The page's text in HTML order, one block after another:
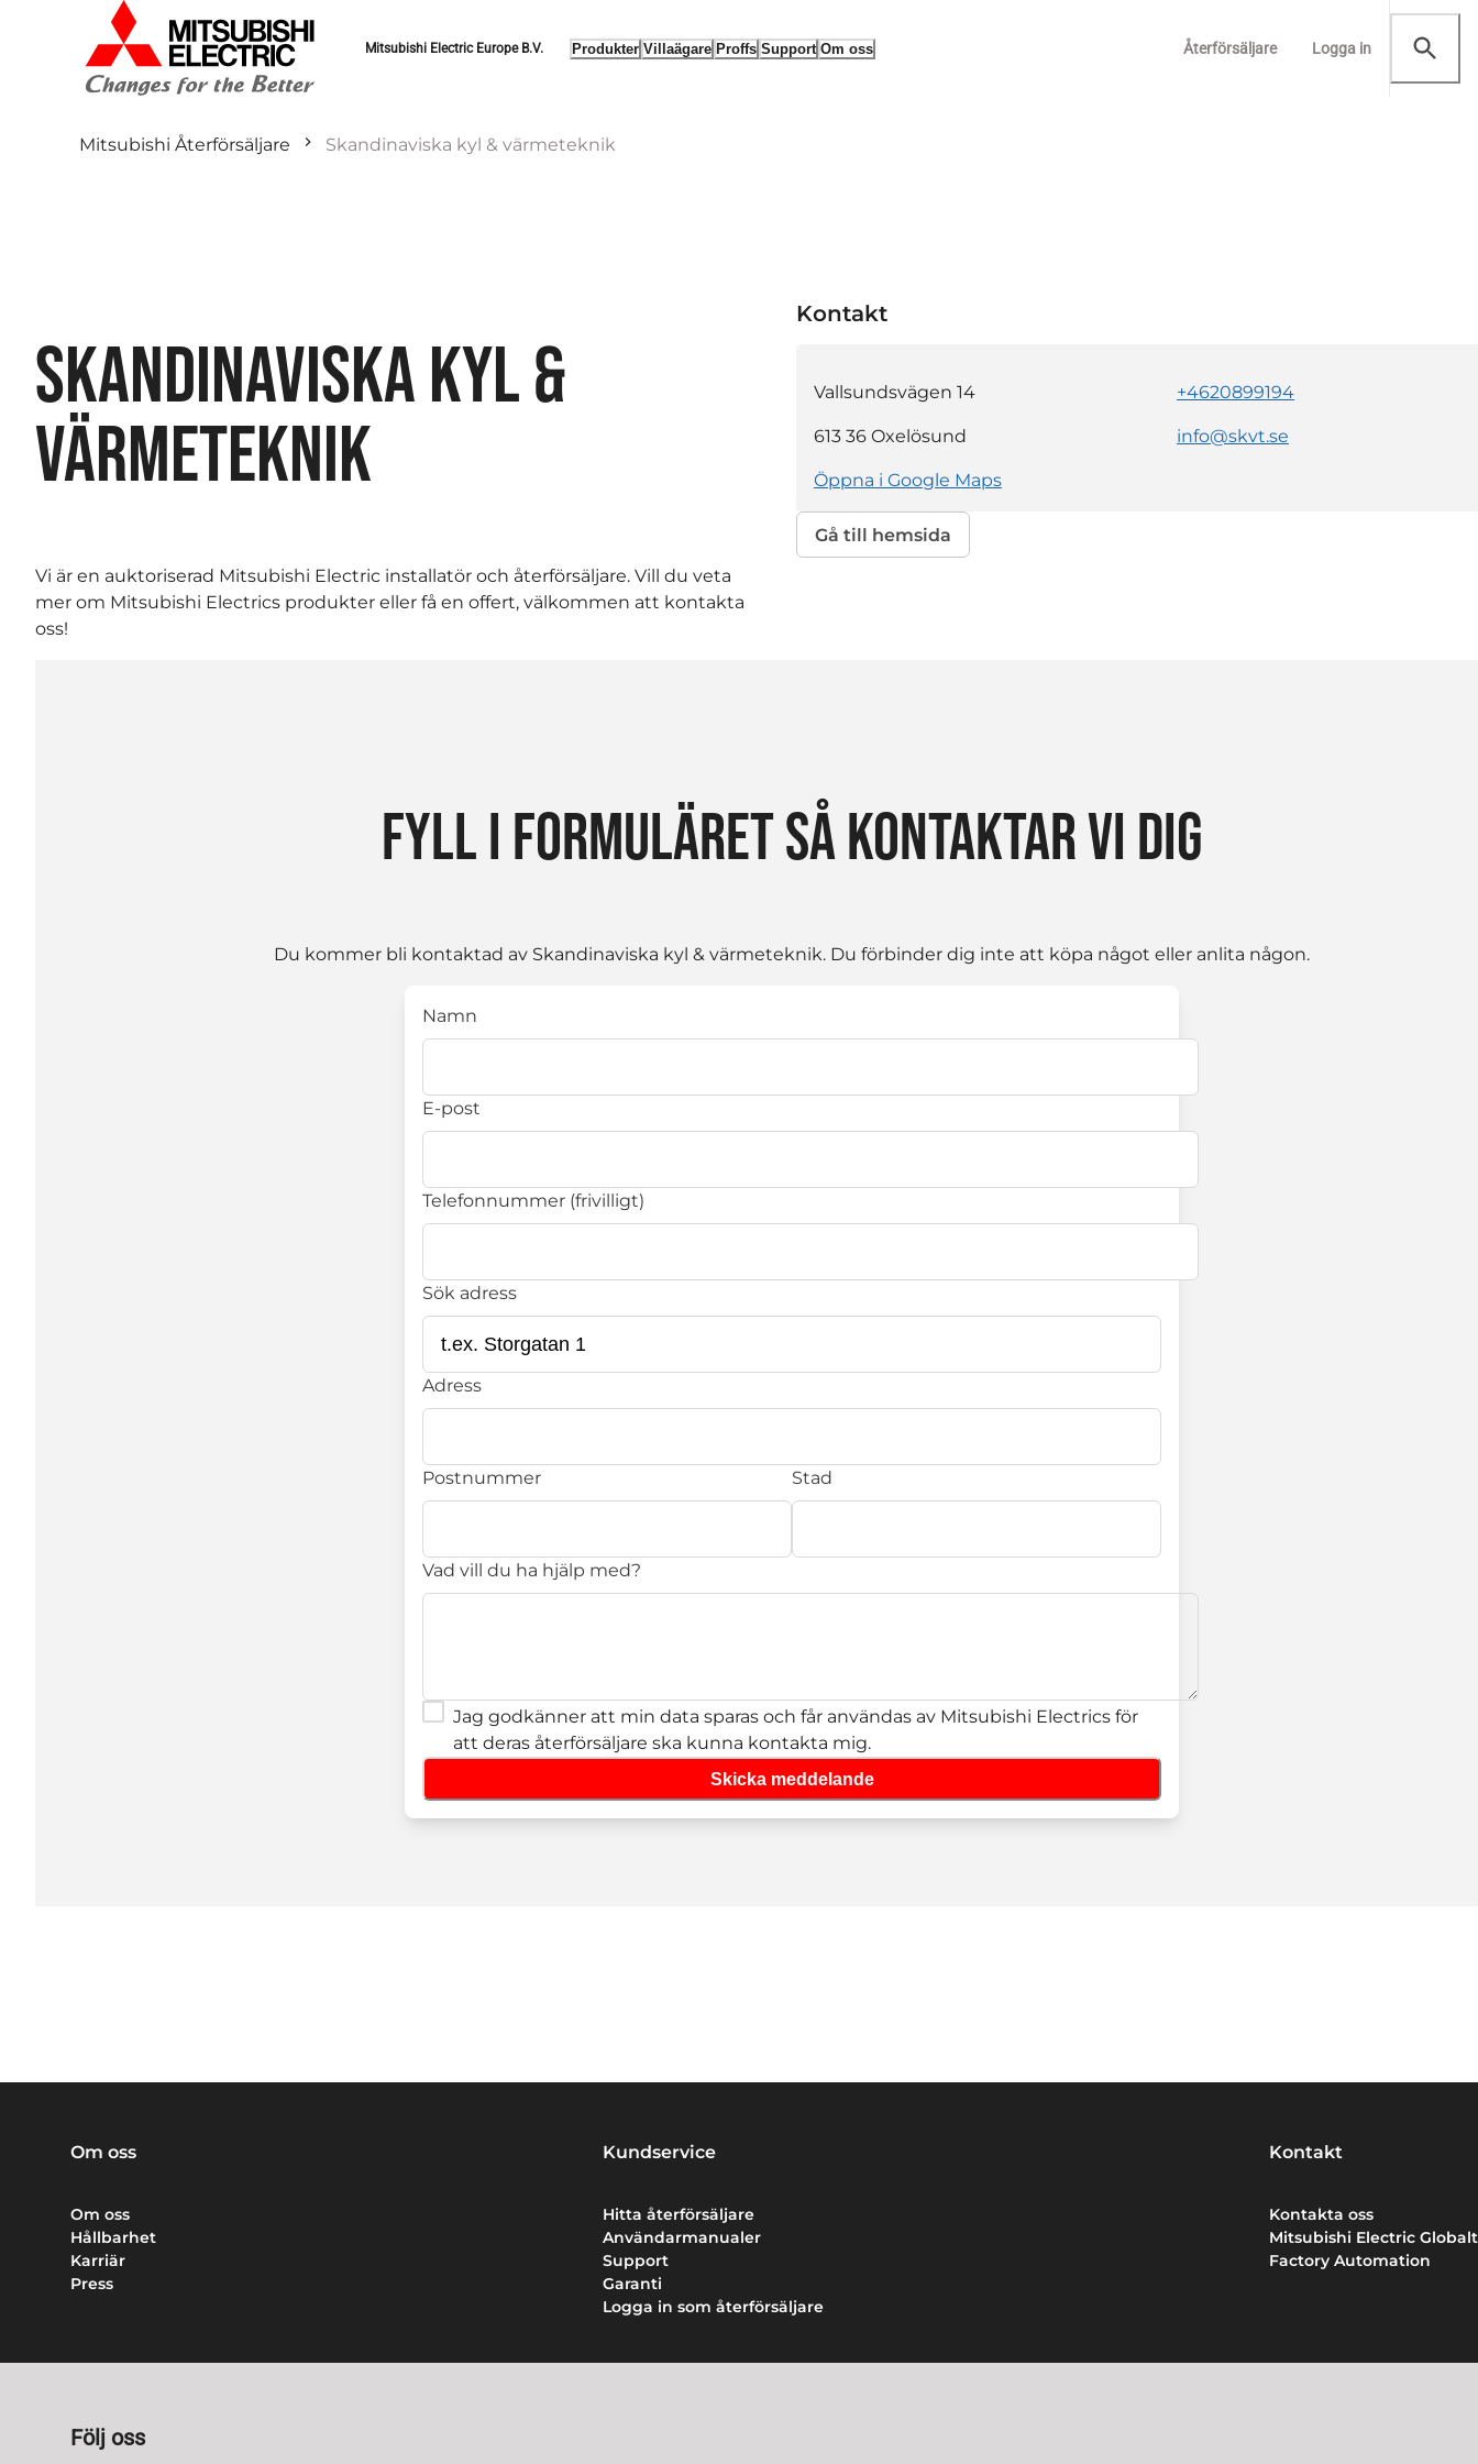
Mitsubishi Electric Europe B.V. Produkter Villaägare Proffs Support Om oss Återförsäljare Logga in
Mitsubishi Återförsäljare Skandinaviska kyl & värmeteknik
SKANDINAVISKA KYL &
VÄRMETEKNIK
Vi är en auktoriserad Mitsubishi Electric installatör och återförsäljare. Vill du veta
mer om Mitsubishi Electrics produkter eller få en offert, välkommen att kontakta
oss!
Kontakt
Vallsundsvägen 14
613 36 Oxelösund
Öppna i Google Maps
+4620899194
info@skvt.se
Gå till hemsida
FYLL I FORMULÄRET SÅ KONTAKTAR VI DIG
Du kommer bli kontaktad av Skandinaviska kyl & värmeteknik. Du förbinder dig inte att köpa något eller anlita någon.
Namn
E-post
Telefonnummer (frivilligt)
Sök adress
Adress
Postnummer Stad
Vad vill du ha hjälp med?
Jag godkänner att min data sparas och får användas av Mitsubishi Electrics för
att deras återförsäljare ska kunna kontakta mig.
Skicka meddelande
Om oss
Om oss
Hållbarhet
Karriär
Press
Kundservice
Hitta återförsäljare
Användarmanualer
Support
Garanti
Logga in som återförsäljare
Kontakt
Kontakta oss
Mitsubishi Electric Globalt
Factory Automation
Följ oss